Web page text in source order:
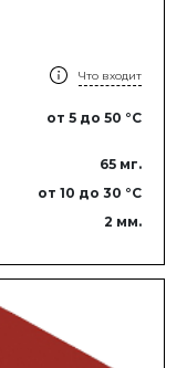
Что входит
от 5 до 50 °C
65 мг.
от 10 до 30 °C
2 мм.